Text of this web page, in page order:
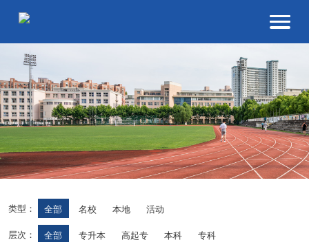
类型： 全部 名校 本地
活动
层次：
全部 专升本 高起专 本科
专科